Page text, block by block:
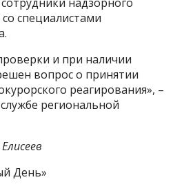
специалистами
и при наличии
вопрос о принятии
реагирования», –
региональной
День»